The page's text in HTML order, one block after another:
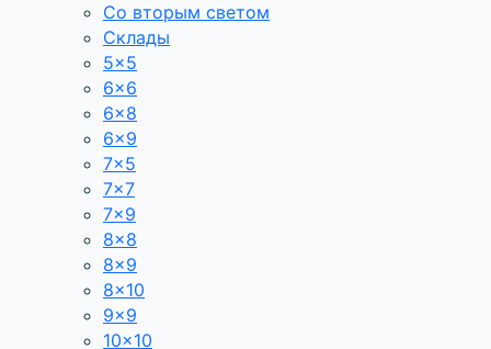
Со вторым светом
Склады
5×5
6×6
6×8
6×9
7×5
7×7
7×9
8×8
8×9
8×10
9×9
10×10